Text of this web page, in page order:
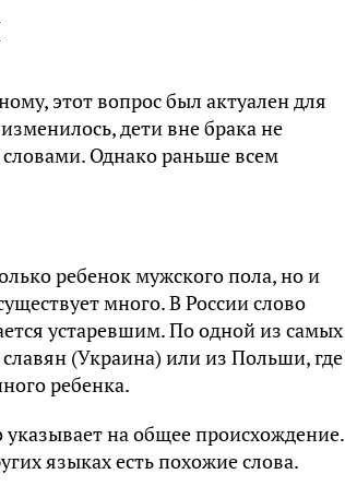
этот вопрос был актуален для
дети вне брака не
Однако раньше всем
ребенок мужского пола, но и
много. В России слово
устаревшим. По одной из самых
(Украина) или из Польши, где
ребенка.
указывает на общее происхождение.
языках есть похожие слова.